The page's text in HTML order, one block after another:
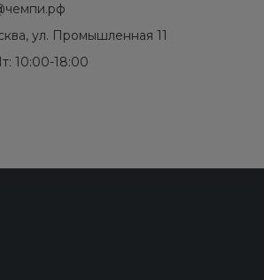
ул. Промышленная 11
10:00-18:00